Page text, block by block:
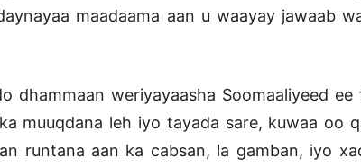
maadaama aan u waayay jawaab
dhammaan weriyayaasha Soomaaliyeed
muuqdana leh iyo tayada sare, kuwaa oo
runtana aan ka cabsan, la gamban, iyo